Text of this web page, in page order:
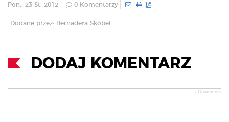
Pon., 23 St. 2012 0 Komentarzy
Dodane przez: Bernadeta Skóbel
DODAJ KOMENTARZ
JComments